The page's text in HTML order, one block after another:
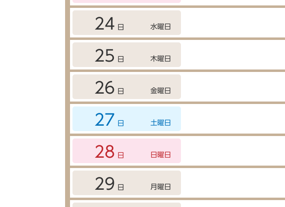
24 日 水曜日
25 日 木曜日
26 日 金曜日
27 日 土曜日
28 日 日曜日
29 日 月曜日